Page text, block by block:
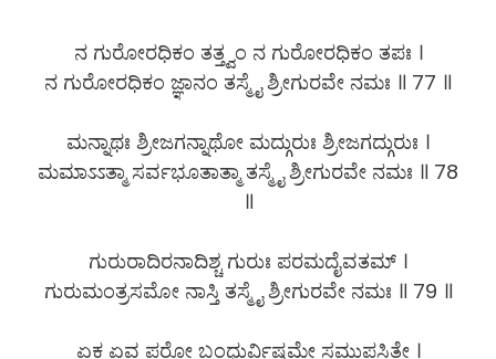
ನ ಗುರೋರಧಿಕಂ ತತ್ತ್ವಂ ನ ಗುರೋರಧಿಕಂ ತಪಃ ।
ನ ಗುರೋರಧಿಕಂ ಜ್ಞಾನಂ ತಸ್ಮೈ ಶ್ರೀಗುರವೇ ನಮಃ ॥ 77 ॥
ಮನ್ನಾಥಃ ಶ್ರೀಜಗನ್ನಾಥೋ ಮದ್ಗುರುಃ ಶ್ರೀಜಗದ್ಗುರುಃ ।
ಮಮಾಽಽತ್ಮಾ ಸರ್ವಭೂತಾತ್ಮಾ ತಸ್ಮೈ ಶ್ರೀಗುರವೇ ನಮಃ ॥ 78
॥
ಗುರುರಾದಿರನಾದಿಶ್ಚ ಗುರುಃ ಪರಮದೈವತಮ್ ।
ಗುರುಮಂತ್ರಸಮೋ ನಾಸ್ತಿ ತಸ್ಮೈ ಶ್ರೀಗುರವೇ ನಮಃ ॥ 79 ॥
ಏಕ ಏವ ಪರೋ ಬಂಧುರ್ವಿಷಮೇ ಸಮುಪಸ್ಥಿತೇ ।